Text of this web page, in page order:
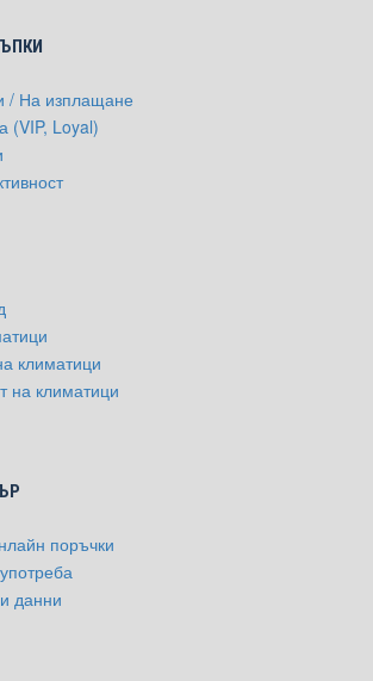
/ На изплащане
(VIP, Loyal)
климатици
на климатици
поръчки
данни